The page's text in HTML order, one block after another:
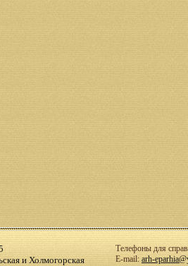
и Холмогорская
Телефоны для
E-mail: arh-